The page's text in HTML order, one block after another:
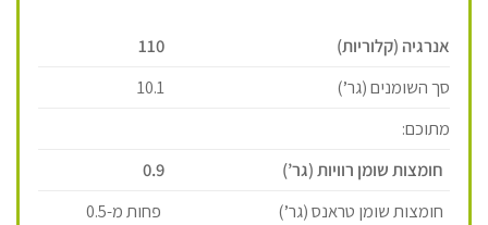
אנרגיה (קלוריות)
110
סך השומנים (גר’)
10.1
מתוכם:
חומצות שומן רוויות (גר’)
0.9
חומצות שומן טראנס (גר’)
פחות מ-0.5